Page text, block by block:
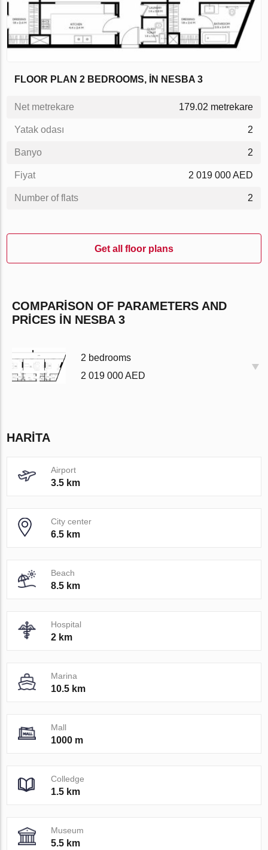
FLOOR PLAN 2 BEDROOMS, IN NESBA 3
Net metrekare 179.02 metrekare
Yatak odası 2
Banyo 2
Fiyat 2 019 000 AED
Number of flats 2
Get all floor plans
COMPARISON OF PARAMETERS AND
PRICES IN NESBA 3
2 bedrooms
2 019 000 AED
HARITA
Airport
3.5 km
City center
6.5 km
Beach
8.5 km
Hospital
2 km
Marina
10.5 km
Mall
1000 m
Colledge
1.5 km
Museum
5.5 km